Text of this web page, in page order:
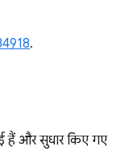
.
हैं और सुधार किए गए